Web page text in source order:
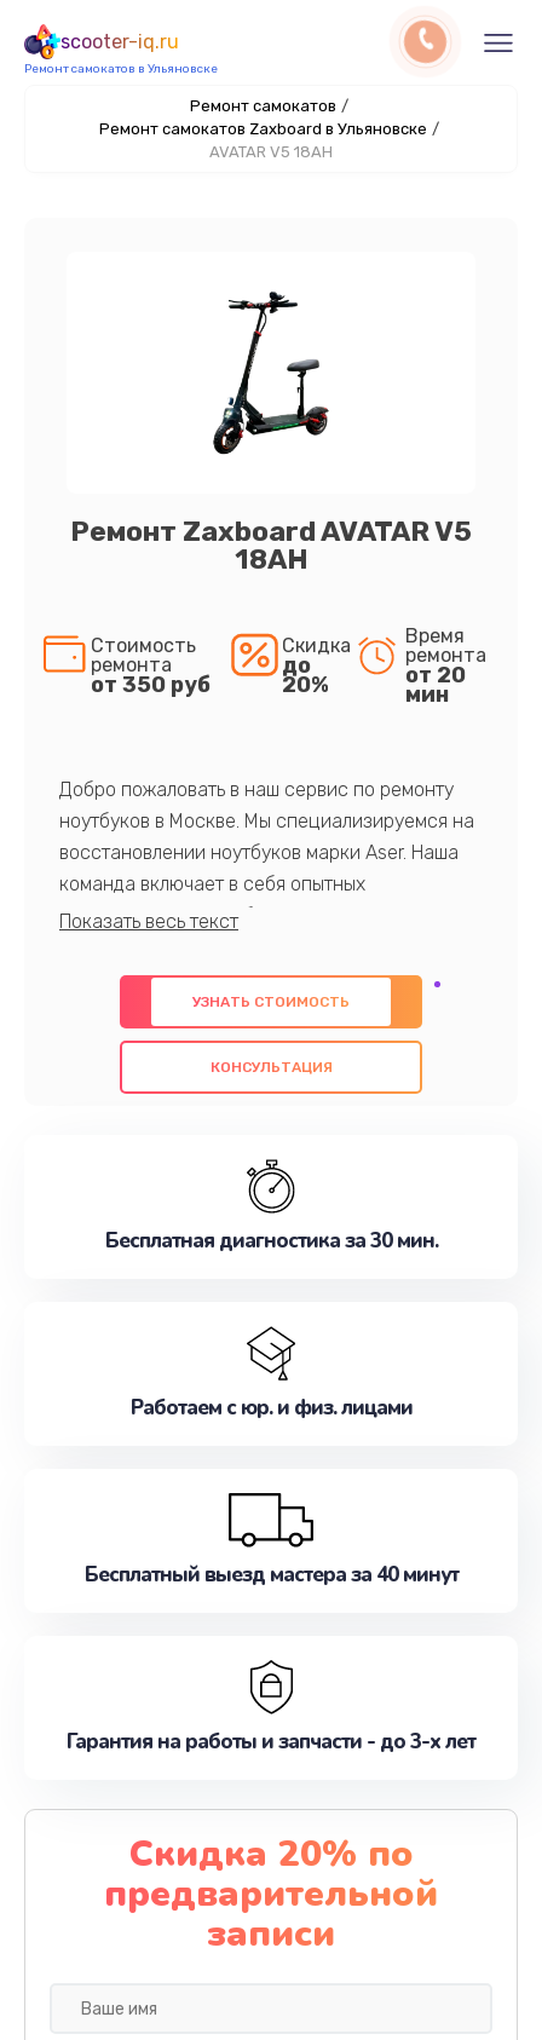
scooter-iq.ru
Ремонт самокатов в Ульяновске
Ремонт самокатов /
Ремонт самокатов Zaxboard в Ульяновске /
AVATAR V5 18AH
Ремонт Zaxboard AVATAR V5
18AH
Стоимость
ремонта
от 350 руб
Скидка
до
20%
Время
ремонта
от 20
мин
Добро пожаловать в наш сервис по ремонту
ноутбуков в Москве. Мы специализируемся на
восстановлении ноутбуков марки Aser. Наша
команда включает в себя опытных
профессионалов с обширными знаниями и
предлагаем быстрый и качественный ремонт с
использованием оригинальных компонентов, а
также гарантируем качество всех
проведенных работ. Наша цель - предоставить
наилучшим образом. Не медлите записаться на
УЗНАТЬ СТОИМОСТЬ
КОНСУЛЬТАЦИЯ
Бесплатная диагностика за 30 мин.
Работаем с юр. и физ. лицами
Бесплатный выезд мастера за 40 минут
Гарантия на работы и запчасти - до 3-х лет
Скидка 20% по
предварительной
записи